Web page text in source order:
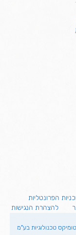
הפרונטליות
להצהרת הנגישות